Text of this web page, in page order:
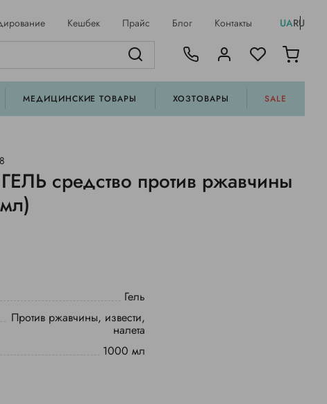
Кешбек Прайс Блог Контакты UARU
МЕДИЦИНСКИЕ ТОВАРЫ ХОЗТОВАРЫ SALE
средство против ржавчины
Гель
Против ржавчины, извести,
налета
1000 мл